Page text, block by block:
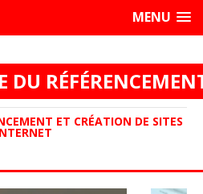
MENU
DU
ET CRÉATION DE SITES